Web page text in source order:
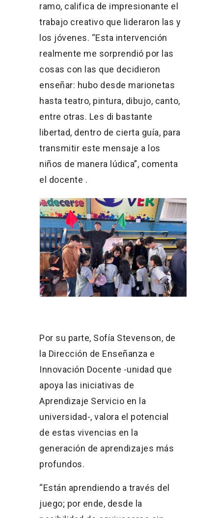
ramo, califica de impresionante el
trabajo creativo que lideraron las y
los jóvenes. “Esta intervención
realmente me sorprendió por las
cosas con las que decidieron
enseñar: hubo desde marionetas
hasta teatro, pintura, dibujo, canto,
entre otras. Les di bastante
libertad, dentro de cierta guía, para
transmitir este mensaje a los
niños de manera lúdica”, comenta
el docente .
Por su parte, Sofía Stevenson, de
la Dirección de Enseñanza e
Innovación Docente -unidad que
apoya las iniciativas de
Aprendizaje Servicio en la
universidad-, valora el potencial
de estas vivencias en la
generación de aprendizajes más
profundos.
“Están aprendiendo a través del
juego; por ende, desde la